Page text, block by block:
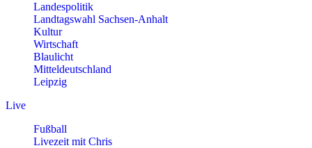
Landespolitik
Landtagswahl Sachsen-Anhalt
Kultur
Wirtschaft
Blaulicht
Mitteldeutschland
Leipzig
Live
Fußball
Livezeit mit Chris